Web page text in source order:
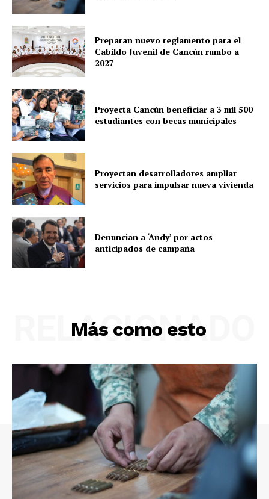
Preparan nuevo reglamento para el
Cabildo Juvenil de Cancún rumbo a
2027
Proyecta Cancún beneficiar a 3 mil 500
estudiantes con becas municipales
Proyectan desarrolladores ampliar
servicios para impulsar nueva vivienda
Denuncian a ‘Andy’ por actos
anticipados de campaña
Más como esto
RELACIONADO